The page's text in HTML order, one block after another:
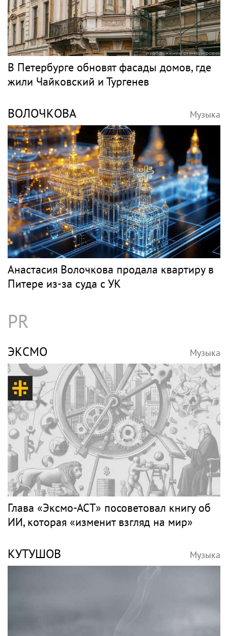
В Петербурге обновят фасады домов, где
жили Чайковский и Тургенев
ВОЛОЧКОВА Музыка
Анастасия Волочкова продала квартиру в
Питере из-за суда с УК
PR
ЭКСМО Музыка
Глава «Эксмо-АСТ» посоветовал книгу об
ИИ, которая «изменит взгляд на мир»
КУТУШОВ Музыка